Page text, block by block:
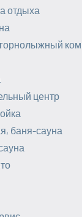
отдыха
центр
баня-сауна